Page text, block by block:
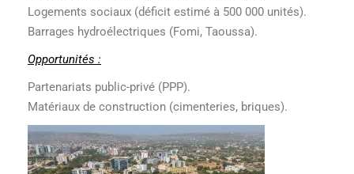
Logements sociaux (déficit estimé à 500 000 unités).
Barrages hydroélectriques (Fomi, Taoussa).
Opportunités :
Partenariats public-privé (PPP).
Matériaux de construction (cimenteries, briques).